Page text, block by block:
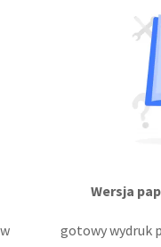
Wersja
gotowy wydruk